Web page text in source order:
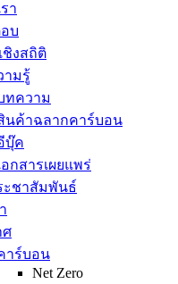
า
บ
ชิงสถิติ
ามรู้
ทความ
นค้าฉลากคาร์บอน
บุ๊ค
อกสารเผยแพร่
ะชาสัมพันธ์
ศ
าร์บอน
Net Zero